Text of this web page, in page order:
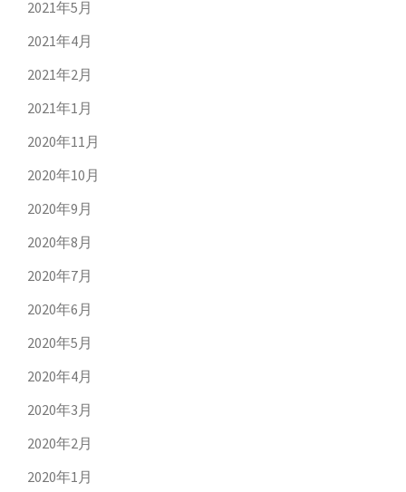
2021年5月
2021年4月
2021年2月
2021年1月
2020年11月
2020年10月
2020年9月
2020年8月
2020年7月
2020年6月
2020年5月
2020年4月
2020年3月
2020年2月
2020年1月